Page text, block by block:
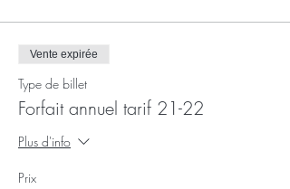
Vente expirée
Type de billet
Forfait annuel tarif 21-22
Plus d'info
Prix